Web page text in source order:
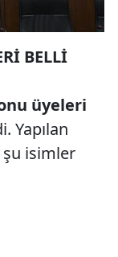
BELLİ
üyeleri
Yapılan
isimler